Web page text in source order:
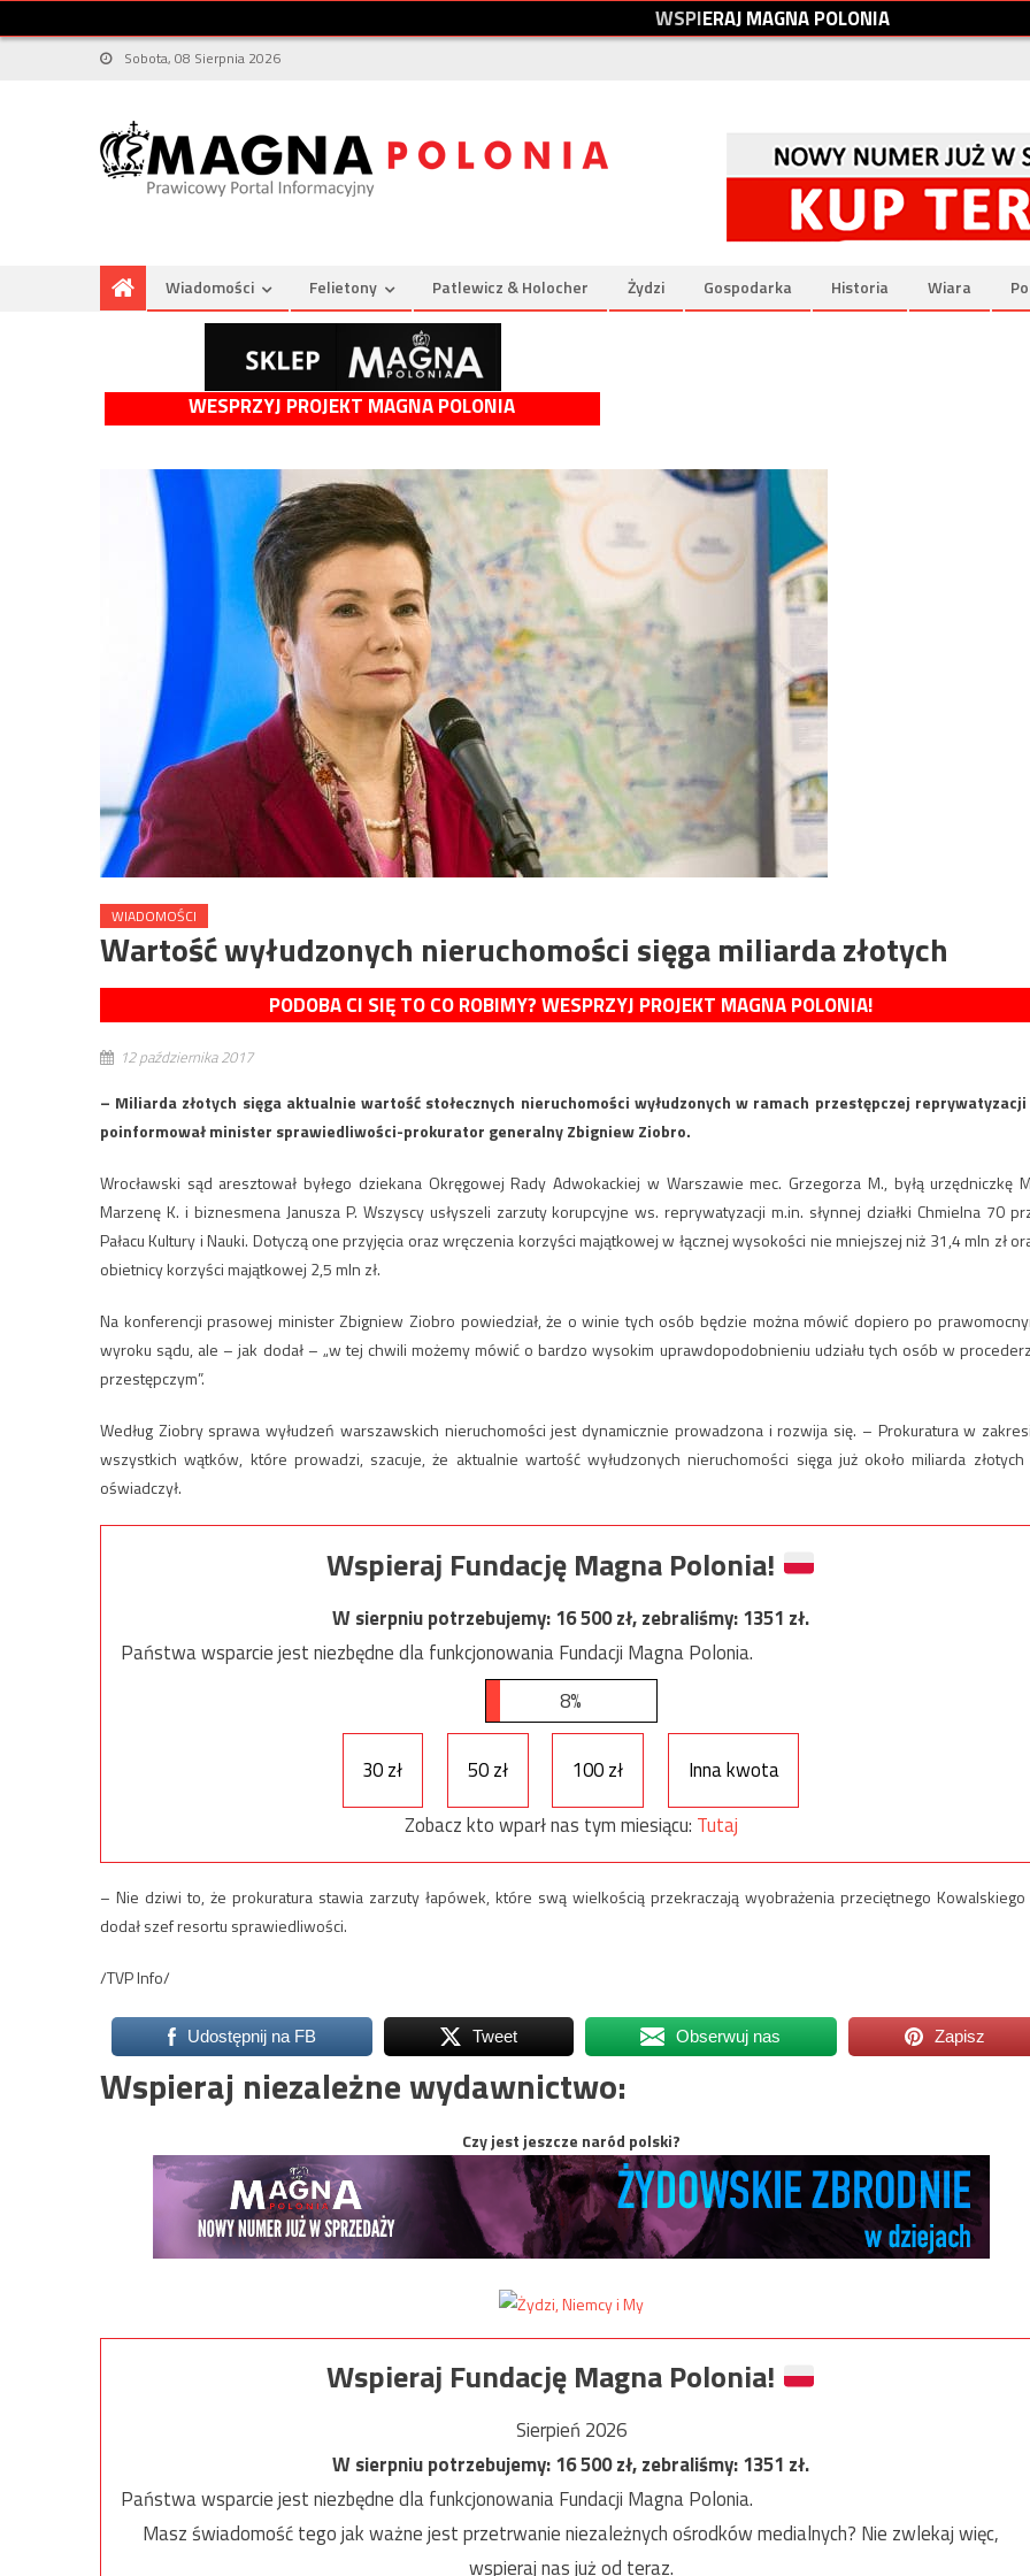
WSPIERAJMAGNAPOLONIA
Sobota, 08 Sierpnia 2026
Wiadomości Felietony Patlewicz & Holocher Żydzi Gospodarka Historia Wiara
WESPRZYJ PROJEKT MAGNA POLONIA
WIADOMOŚCI
Wartość wyłudzonych nieruchomości sięga miliarda złotych
PODOBA CI SIĘ TO CO ROBIMY? WESPRZYJ PROJEKT MAGNA POLONIA!
12 października 2017
– Miliarda złotych sięga aktualnie wartość stołecznych nieruchomości wyłudzonych w ramach przestępczej
poinformował minister sprawiedliwości-prokurator generalny Zbigniew Ziobro.
Wrocławski sąd aresztował byłego dziekana Okręgowej Rady Adwokackiej w Warszawie mec. Grzegorza M., byłą urzędniczkę
Marzenę K. i biznesmena Janusza P. Wszyscy usłyszeli zarzuty korupcyjne ws. reprywatyzacji m.in. słynnej działki Chmielna 70
Pałacu Kultury i Nauki. Dotyczą one przyjęcia oraz wręczenia korzyści majątkowej w łącznej wysokości nie mniejszej niż 31,4 mln zł
obietnicy korzyści majątkowej 2,5 mln zł.
Na konferencji prasowej minister Zbigniew Ziobro powiedział, że o winie tych osób będzie można mówić dopiero po
wyroku sądu, ale – jak dodał – „w tej chwili możemy mówić o bardzo wysokim uprawdopodobnieniu udziału tych osób w
przestępczym”.
Według Ziobry sprawa wyłudzeń warszawskich nieruchomości jest dynamicznie prowadzona i rozwija się. – Prokuratura w
wszystkich wątków, które prowadzi, szacuje, że aktualnie wartość wyłudzonych nieruchomości sięga już około miliarda
oświadczył.
Wspieraj Fundację Magna Polonia!
W sierpniu potrzebujemy:16 500zł, zebraliśmy:1351 zł.
Państwa wsparcie jest niezbędne dla funkcjonowania Fundacji Magna Polonia.
8%
30 zł 50 zł 100 zł
Inna kwota
Zobacz kto wparł nas tym miesiącu: Tutaj
– Nie dziwi to, że prokuratura stawia zarzuty łapówek, które swą wielkością przekraczają wyobrażenia przeciętnego
dodał szef resortu sprawiedliwości.
/TVP Info/
Udostępnij na FB Tweet Obserwuj nas Zapisz
Wspieraj niezależne wydawnictwo:
Czy jest jeszcze naród polski?
Wspieraj Fundację Magna Polonia!
Sierpień 2026
W sierpniu potrzebujemy:16 500zł, zebraliśmy:1351 zł.
Państwa wsparcie jest niezbędne dla funkcjonowania Fundacji Magna Polonia.
Masz świadomość tego jak ważne jest przetrwanie niezależnych ośrodków medialnych? Nie zwlekaj więc,
wspieraj nas już od teraz.